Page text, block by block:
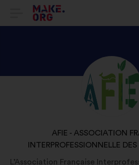
ZUR
STARTSEITE
GEHEN
DAS
PROFIL
AFIE
NAME
DER
ORGANISATION:
AFIE - ASSOCIATION
INTERPROFESSIONNELLE
L’Association Française